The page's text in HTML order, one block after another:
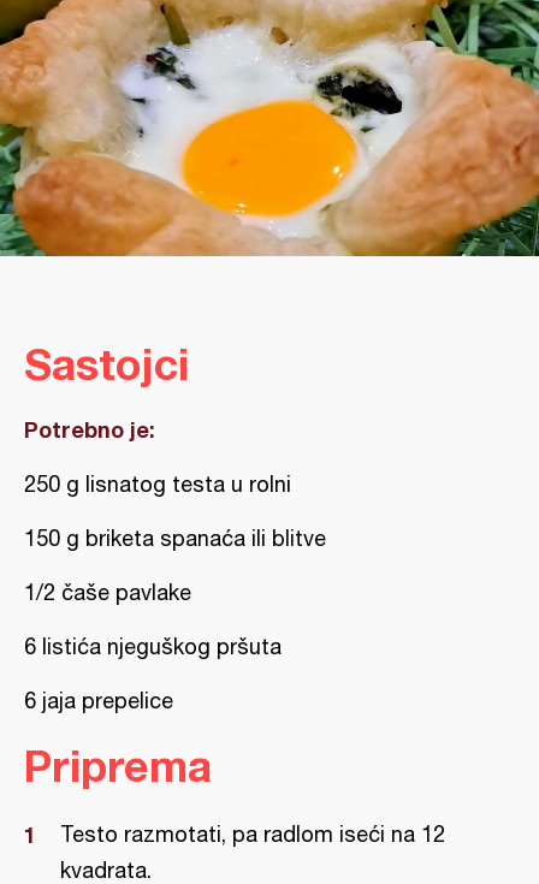
Sastojci
Potrebno je:
250 g lisnatog testa u rolni
150 g briketa spanaća ili blitve
1/2 čaše pavlake
6 listića njeguškog pršuta
6 jaja prepelice
Priprema
Testo razmotati, pa radlom iseći na 12
kvadrata.